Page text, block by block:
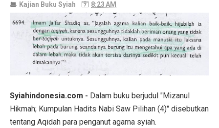
Kajian Buku Syiah 8:23 AM
Syiahindonesia.com - Dalam buku berjudul "Mizanul
Hikmah; Kumpulan Hadits Nabi Saw Pilihan (4)" disebutkan
tentang Aqidah para penganut agama syiah.